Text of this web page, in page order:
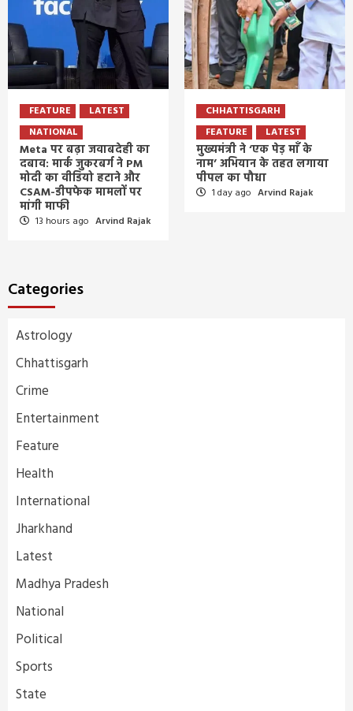
FEATURE
LATEST
NATIONAL
Meta पर बढ़ा जवाबदेही का
दबाव: मार्क जुकरबर्ग ने PM
मोदी का वीडियो हटाने और
CSAM-डीपफेक मामलों पर
मांगी माफी
13 hours ago Arvind Rajak
CHHATTISGARH
FEATURE
LATEST
मुख्यमंत्री ने ‘एक पेड़ माँ के
नाम’ अभियान के तहत लगाया
पीपल का पौधा
1 day ago Arvind Rajak
Categories
Astrology
Chhattisgarh
Crime
Entertainment
Feature
Health
International
Jharkhand
Latest
Madhya Pradesh
National
Political
Sports
State